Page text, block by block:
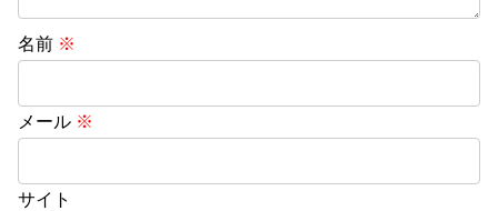
名前 ※
メール ※
サイト